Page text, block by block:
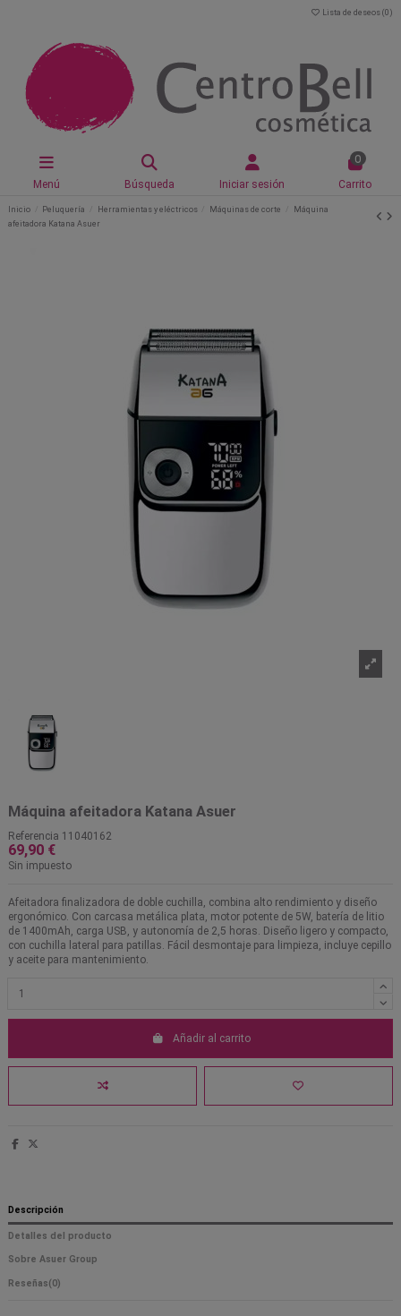
Lista de deseos (0 )
Menú Búsqueda Iniciar sesión
0
Carrito
Inicio Peluquería Herramientas y eléctricos Máquinas de corte
Máquina
afeitadora Katana Asuer
Máquina afeitadora Katana Asuer
Referencia 11040162
69,90 €
Sin impuesto
Afeitadora finalizadora de doble cuchilla, combina alto rendimiento y diseño
ergonómico. Con carcasa metálica plata, motor potente de 5W, batería de litio
de 1400mAh, carga USB, y autonomía de 2,5 horas. Diseño ligero y compacto,
con cuchilla lateral para patillas. Fácil desmontaje para limpieza, incluye cepillo
y aceite para mantenimiento.
Añadir al carrito
Descripción
Detalles del producto
Sobre Asuer Group
Reseñas(0)